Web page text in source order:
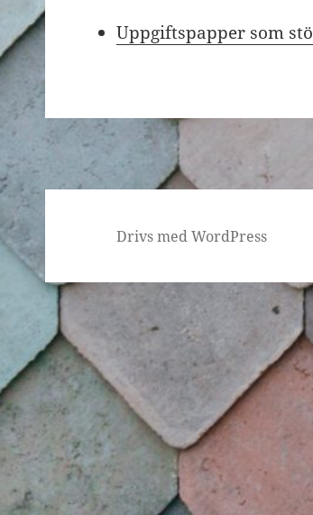
Uppgiftspapper som
Drivs med WordPress